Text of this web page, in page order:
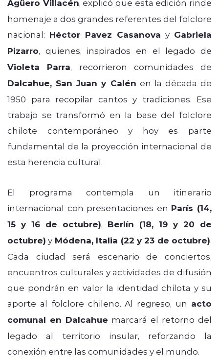
Agüero Villacén, explicó que esta edición rinde
homenaje a dos grandes referentes del folclore
nacional: Héctor Pavez Casanova y Gabriela
Pizarro, quienes, inspirados en el legado de
Violeta Parra, recorrieron comunidades de
Dalcahue, San Juan y Calén en la década de
1950 para recopilar cantos y tradiciones. Ese
trabajo se transformó en la base del folclore
chilote contemporáneo y hoy es parte
fundamental de la proyección internacional de
esta herencia cultural.
El programa contempla un itinerario
internacional con presentaciones en París (14,
15 y 16 de octubre), Berlín (18, 19 y 20 de
octubre) y Módena, Italia (22 y 23 de octubre).
Cada ciudad será escenario de conciertos,
encuentros culturales y actividades de difusión
que pondrán en valor la identidad chilota y su
aporte al folclore chileno. Al regreso, un acto
comunal en Dalcahue marcará el retorno del
legado al territorio insular, reforzando la
conexión entre las comunidades y el mundo.